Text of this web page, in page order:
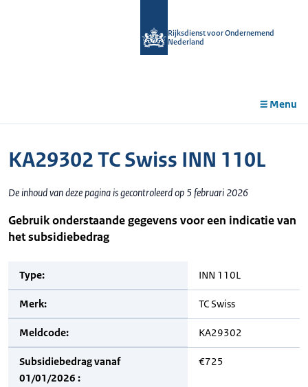
Rijksdienst voor Ondernemend
Nederland
Menu
KA29302 TC Swiss INN 110L
De inhoud van deze pagina is gecontroleerd op 5 februari 2026
Gebruik onderstaande gegevens voor een indicatie van
het subsidiebedrag
Type: INN 110L
Merk: TC Swiss
Meldcode: KA29302
Subsidiebedrag vanaf
01/01/2026 :
€725